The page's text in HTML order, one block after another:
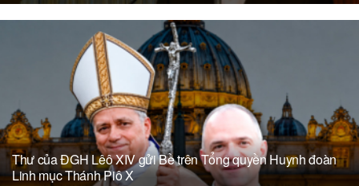
Thư của ĐGH Lêô XIV gửi Bề trên Tổng quyền Huynh đoàn
Linh mục Thánh Piô X